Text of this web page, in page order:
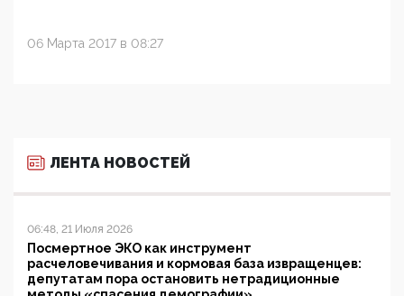
06 Марта 2017 в 08:27
ЛЕНТА НОВОСТЕЙ
06:48, 21 Июля 2026
Посмертное ЭКО как инструмент
расчеловечивания и кормовая база извращенцев:
депутатам пора остановить нетрадиционные